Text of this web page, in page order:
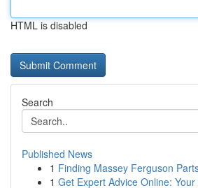
HTML is disabled
Search
Published News
1 Finding Massey Ferguson
1 Get Expert Advice Online: